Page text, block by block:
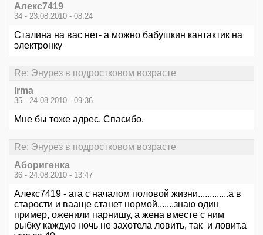
Алекс7419
34 - 23.08.2010 - 08:24
Сталина на вас нет- а можно бабушкин кантактик на
электронку
Re: Энурез в подростковом возрасте
Irma
35 - 24.08.2010 - 09:36
Мне бы тоже адрес. Спасибо.
Re: Энурез в подростковом возрасте
Аборигенка
36 - 24.08.2010 - 13:47
Алекс7419 - ага с началом половой жизни.............а в
старости и вааще станет нормой.......знаю один
пример, оженили парнишу, а жена вместе с ним
рыбку каждую ночь не захотела ловить, так и ловит.а